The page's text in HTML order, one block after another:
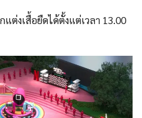
ต่งเสื้อยืดได้ตั้งแต่เวลา 13.00